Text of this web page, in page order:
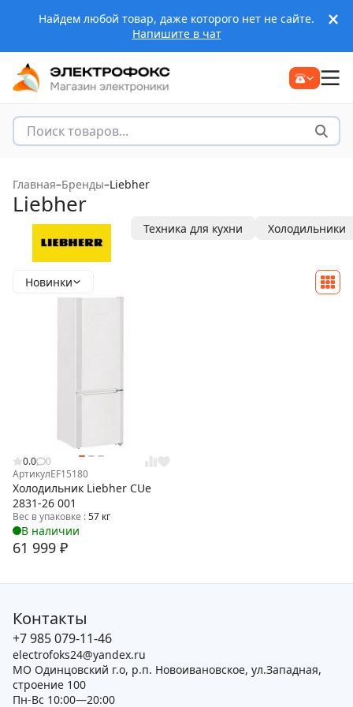
Найдем любой товар, даже которого нет не сайте.
Напишите в чат
Главная–Бренды–Liebher
Liebher
Техника для кухни Холодильники
Новинки
0.0
0
АртикулEF15180
Холодильник Liebher CUe
2831-26 001
Вес в упаковке :57 кг
В наличии
61 999 ₽
Контакты
+7 985 079-11-46
electrofoks24@yandex.ru
МО Одинцовский г.о, р.п. Новоивановское, ул.Западная,
строение 100
Пн-Вс 10:00—20:00